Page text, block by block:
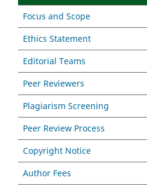
Focus and Scope
Ethics Statement
Editorial Teams
Peer Reviewers
Plagiarism Screening
Peer Review Process
Copyright Notice
Author Fees